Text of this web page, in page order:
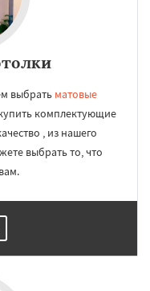
выбрать матовые
комплектующие
, из нашего
выбрать то, что